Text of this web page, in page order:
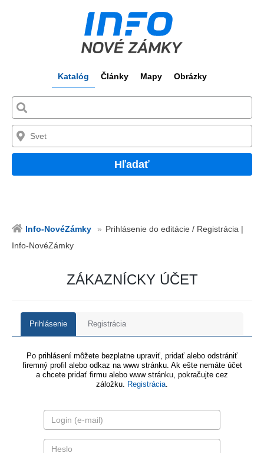
Katalóg Články Mapy Obrázky
Hľadať
Info-NovéZámky
Prihlásenie do editácie / Registrácia |
Info-NovéZámky
ZÁKAZNÍCKY ÚČET
Prihlásenie Registrácia
Po prihlásení môžete bezplatne upraviť, pridať alebo odstrániť
firemný profil alebo odkaz na www stránku. Ak ešte nemáte účet
a chcete pridať firmu alebo www stránku, pokračujte cez
záložku. Registrácia.